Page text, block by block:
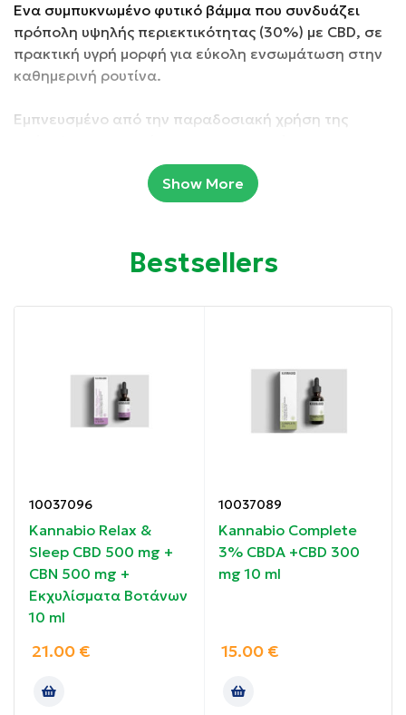
Ένα συμπυκνωμένο φυτικό βάμμα που συνδυάζει
πρόπολη υψηλής περιεκτικότητας (30%) με CBD, σε
πρακτική υγρή μορφή για εύκολη ενσωμάτωση στην
καθημερινή ρουτίνα.
Εμπνευσμένο από την παραδοσιακή χρήση της
κάνναβης, το ELIXIR KANNABIO προσφέρει μια
ισορροπημένη προσέγγιση ευεξίας με φυσικά
Συσκευασία: 500 mg CBD και 20 ml
Ιδιότητες:
500mg CBD συνολικά σε μια σύγχρονη προσέγγιση
Κατάλληλο για καθημερινή χρήση
Συνδυασμός παραδοσιακών & σύγχρονων φυτικών
συστατικών
Οδηγίες χρήσης:
Show More
Bestsellers
10037096
Kannabio Relax &
Sleep CBD 500 mg +
CBN 500 mg +
Εκχυλίσματα Βοτάνων
10 ml
21.00 €
10037089
Kannabio Complete
3% CBDA +CBD 300
mg 10 ml
15.00 €